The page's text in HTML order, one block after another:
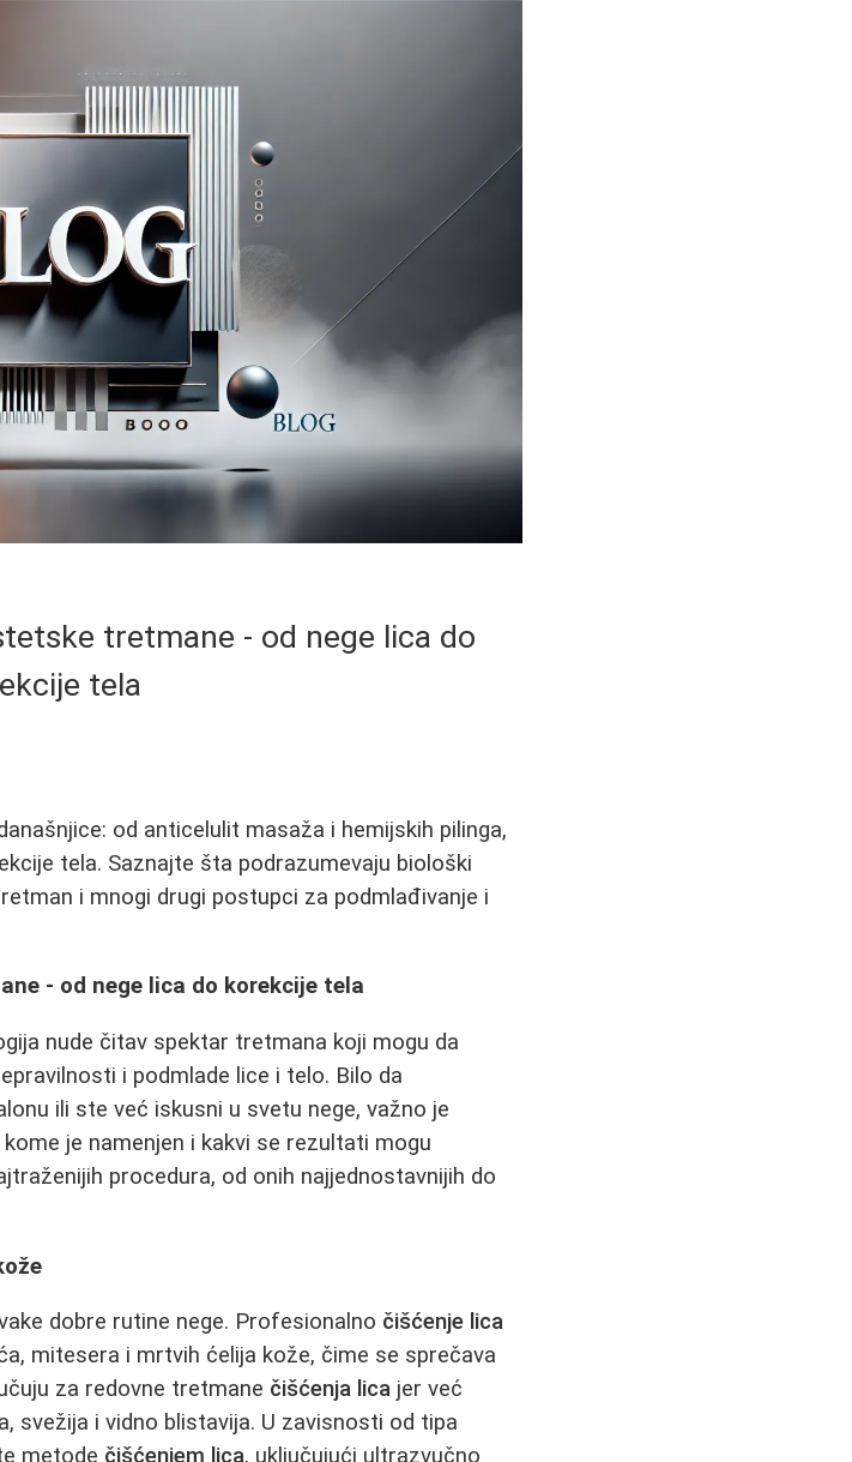
tretmane - od nege lica do
tela
od anticelulit masaža i hemijskih pilinga,
tela. Saznajte šta podrazumevaju biološki
i mnogi drugi postupci za podmlađivanje i
- od nege lica do korekcije tela
nude čitav spektar tretmana koji mogu da
i podmlade lice i telo. Bilo da
ili ste već iskusni u svetu nege, važno je
je namenjen i kakvi se rezultati mogu
procedura, od onih najjednostavnijih do
dobre rutine nege. Profesionalno čišćenje lica
mitesera i mrtvih ćelija kože, čime se sprečava
za redovne tretmane čišćenja lica jer već
svežija i vidno blistavija. U zavisnosti od tipa
metode čišćenjem lica, uključujući ultrazvučno